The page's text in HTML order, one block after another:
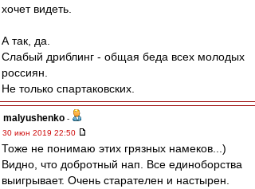
хочет видеть.
А так, да.
Слабый дриблинг - общая беда всех молодых
россиян.
Не только спартаковских.
malyushenko -
30 июн 2019 22:50
Тоже не понимаю этих грязных намеков...)
Видно, что добротный нап. Все единоборства
выигрывает. Очень старателен и настырен.